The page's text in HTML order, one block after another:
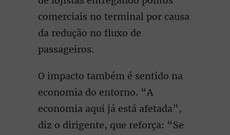
comerciais no terminal por causa
da redução no fluxo de
passageiros.
O impacto também é sentido na
economia do entorno. “A
economia aqui já está afetada”,
diz o dirigente, que reforça: “Se